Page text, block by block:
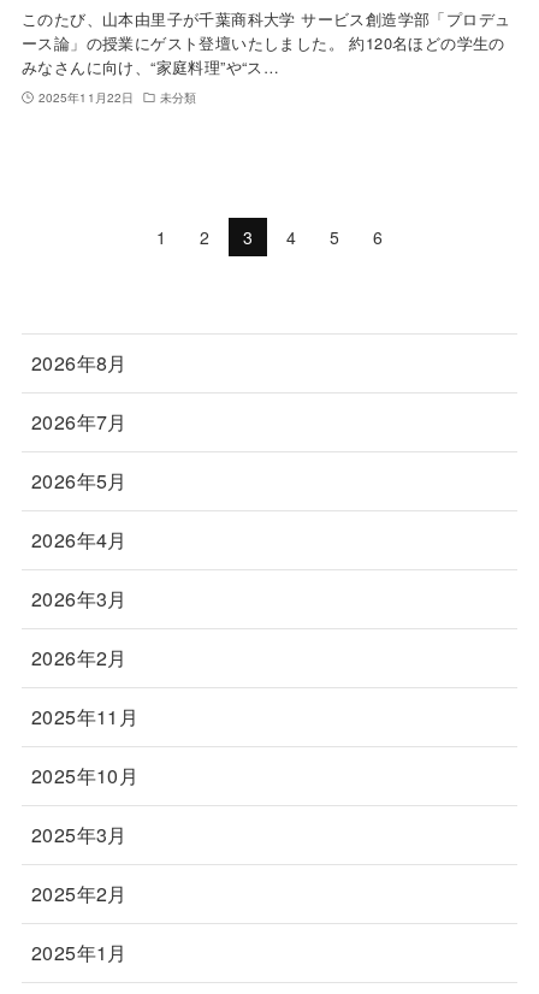
このたび、山本由里子が千葉商科大学 サービス創造学部「プロデュ
ース論」の授業にゲスト登壇いたしました。 約120名ほどの学生の
みなさんに向け、“家庭料理”や“ス…
2025年11月22日 未分類
1 2 3 4 5 6
2026年8月
2026年7月
2026年5月
2026年4月
2026年3月
2026年2月
2025年11月
2025年10月
2025年3月
2025年2月
2025年1月